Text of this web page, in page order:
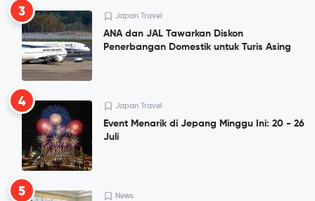
3 Japan Travel
ANA dan JAL Tawarkan Diskon
Penerbangan Domestik untuk Turis Asing
4 Japan Travel
Event Menarik di Jepang Minggu Ini: 20 - 26
Juli
5 News